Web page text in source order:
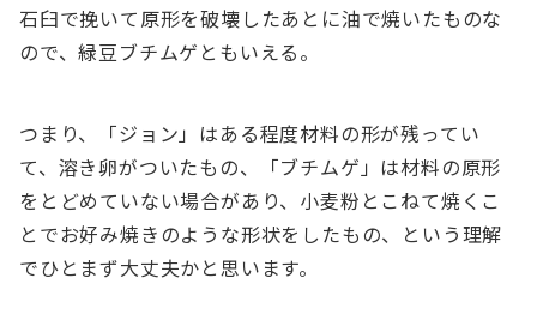
石臼で挽いて原形を破壊したあとに油で焼いたものな
ので、緑豆ブチムゲともいえる。
つまり、「ジョン」はある程度材料の形が残ってい
て、溶き卵がついたもの、「ブチムゲ」は材料の原形
をとどめていない場合があり、小麦粉とこねて焼くこ
とでお好み焼きのような形状をしたもの、という理解
でひとまず大丈夫かと思います。